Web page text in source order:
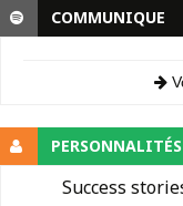
COMMUNIQUE
PERSONNALITÉS
Success